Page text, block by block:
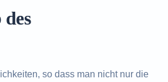
so dass man nicht nur die